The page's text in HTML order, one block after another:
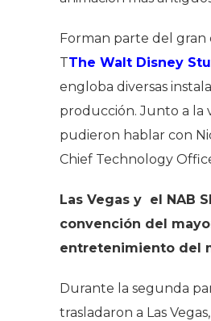
Forman parte del gran
TThe Walt Disney
engloba diversas
producción. Junto a la
pudieron hablar con
Chief Technology
Las Vegas y el NAB
convención del
entretenimiento del
Durante la segunda
trasladaron a Las